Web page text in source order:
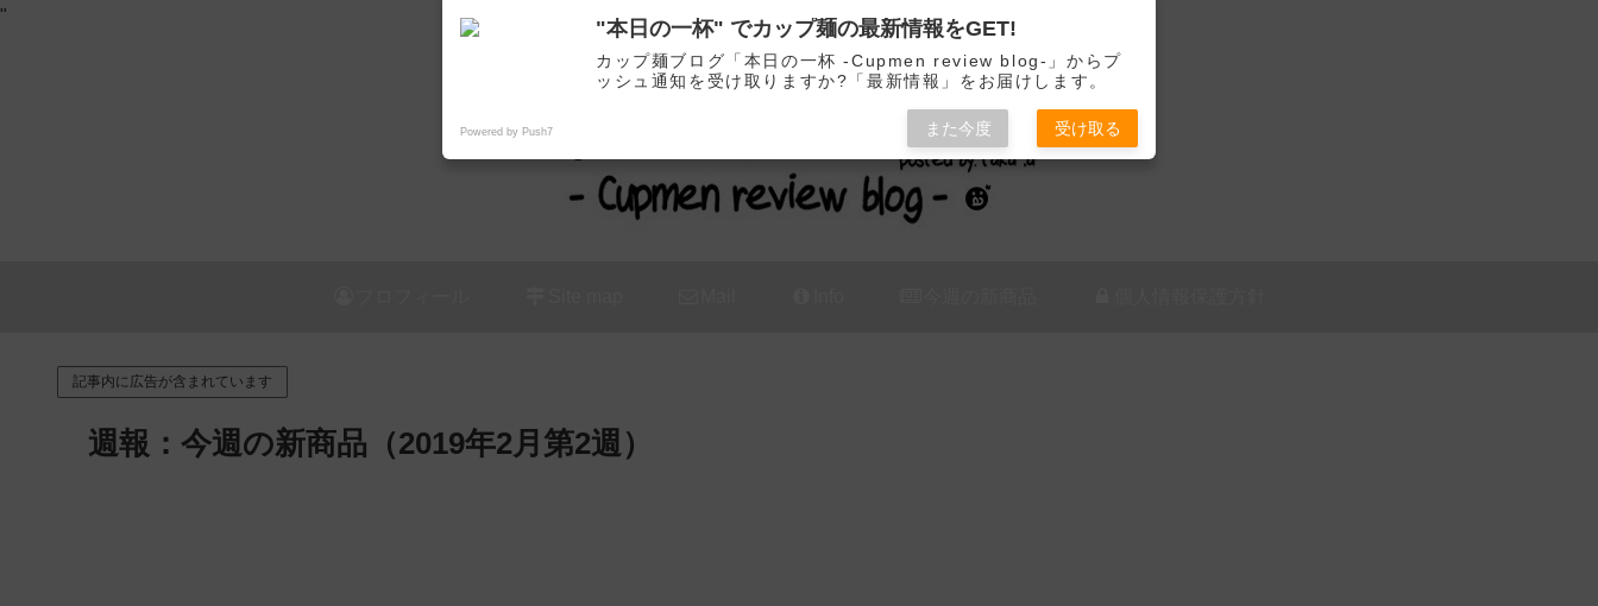
"
カップ麺の新商品をレビュー / アレンジするブログ
記事内に広告が含まれています
週報：今週の新商品（2019年2月第2週）
"本日の一杯" でカップ麺の最新情報をGET!
カップ麺ブログ「本日の一杯 -Cupmen review blog-」からプ
ッシュ通知を受け取りますか?「最新情報」をお届けします。
Powered by Push7 また今度 受け取る